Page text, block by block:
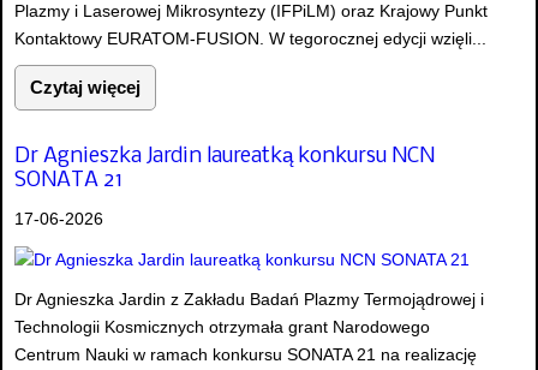
Plazmy i Laserowej Mikrosyntezy (IFPiLM) oraz Krajowy Punkt
Kontaktowy EURATOM-FUSION. W tegorocznej edycji wzięli...
Czytaj więcej
Dr Agnieszka Jardin laureatką konkursu NCN
SONATA 21
17-06-2026
Dr Agnieszka Jardin z Zakładu Badań Plazmy Termojądrowej i
Technologii Kosmicznych otrzymała grant Narodowego
Centrum Nauki w ramach konkursu SONATA 21 na realizację